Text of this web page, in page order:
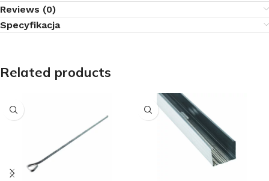
Reviews (0)
Specyfikacja
Related products